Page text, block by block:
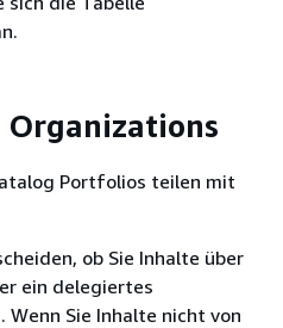
Organizations
Portfolios teilen mit
ob Sie Inhalte über
ein delegiertes
Sie Inhalte nicht von